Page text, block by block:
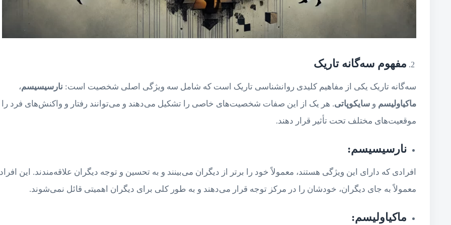
مفهوم سه‌گانه تاریک
سه‌گانه تاریک یکی از مفاهیم کلیدی روانشناسی تاریک است که شامل سه ویژگی اصلی شخصیت است: نارسیسیسم،
ماکیاولیسم و سایکوپاتی. هر یک از این صفات شخصیت‌های خاصی را تشکیل می‌دهند و می‌توانند رفتار و واکنش‌های فرد را
موقعیت‌های مختلف تحت تأثیر قرار دهند.
نارسیسیسم:
افرادی که دارای این ویژگی هستند، معمولاً خود را برتر از دیگران می‌بینند و به تحسین و توجه دیگران علاقه‌مندند. این افراد
معمولاً به جای دیگران، خودشان را در مرکز توجه قرار می‌دهند و به طور کلی برای دیگران اهمیتی قائل نمی‌شوند.
ماکیاولیسم: